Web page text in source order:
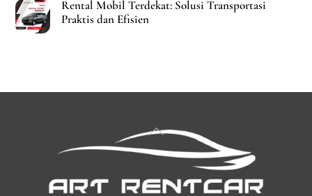
Rental Mobil Terdekat: Solusi Transportasi
Praktis dan Efisien
Back
To